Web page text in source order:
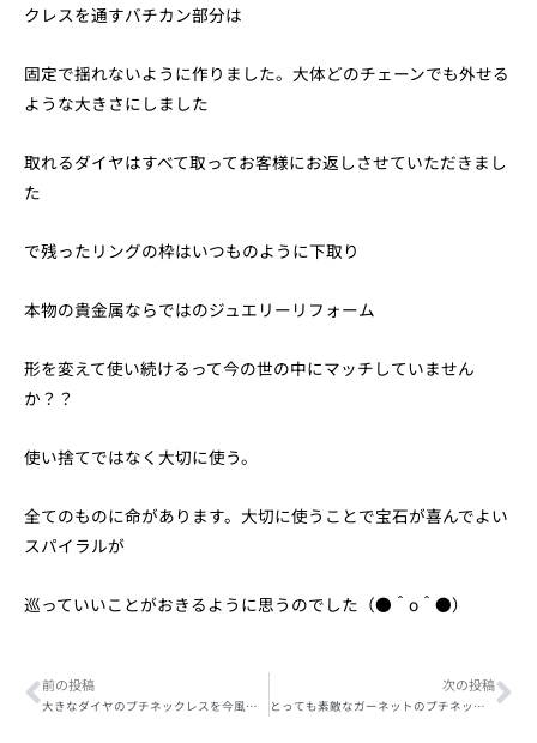
クレスを通すバチカン部分は
固定で揺れないように作りました。大体どのチェーンでも外せる
ような大きさにしました
取れるダイヤはすべて取ってお客様にお返しさせていただきまし
た
で残ったリングの枠はいつものように下取り
本物の貴金属ならではのジュエリーリフォーム
形を変えて使い続けるって今の世の中にマッチしていません
か？？
使い捨てではなく大切に使う。
全てのものに命があります。大切に使うことで宝石が喜んでよい
スパイラルが
巡っていいことがおきるように思うのでした（●＾o＾●）
Prev
前の投稿
大きなダイヤのプチネックレスを今風にジュエリーリフォーム
次の投稿
とっても素敵なガーネットのプチネックレスが入荷しました